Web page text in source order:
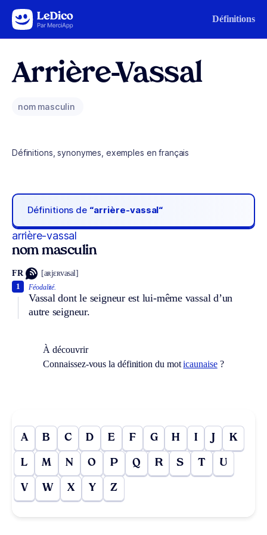
Aller au contenu Définitions
Arrière-Vassal
nom masculin
Définitions, synonymes, exemples en français
Définitions de “arrière-vassal“
arrière-vassal
nom masculin
FR [aʀjɛʀvasal]
Féodalité.
Vassal dont le seigneur est lui-même vassal d’un
autre seigneur.
1
À découvrir
Connaissez-vous la définition du moticaunaise?
A B C D E F G H I J K
L M N O P Q R S T U
V W X Y Z